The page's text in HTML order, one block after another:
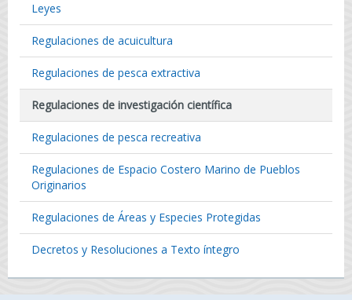
Leyes
Regulaciones de acuicultura
Regulaciones de pesca extractiva
Regulaciones de investigación científica
Regulaciones de pesca recreativa
Regulaciones de Espacio Costero Marino de Pueblos
Originarios
Regulaciones de Áreas y Especies Protegidas
Decretos y Resoluciones a Texto íntegro